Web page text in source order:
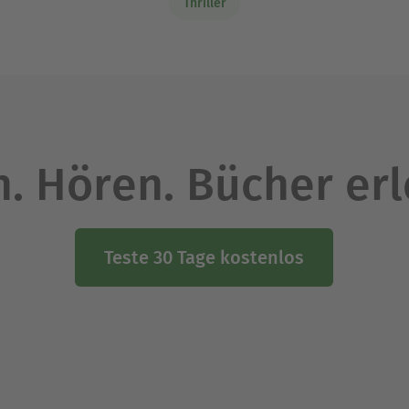
Hören. Bücher
Teste 30 Tage kostenlos